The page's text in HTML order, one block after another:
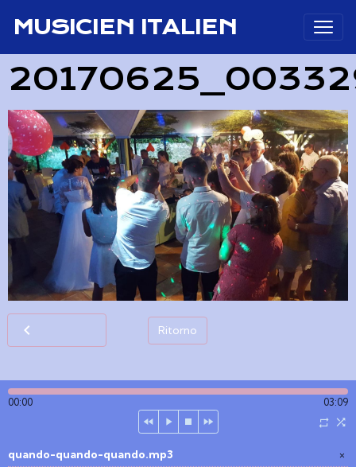
MUSICIEN ITALIEN
Ritorno
00:00 03:09
×
quando-quando-quando.mp3